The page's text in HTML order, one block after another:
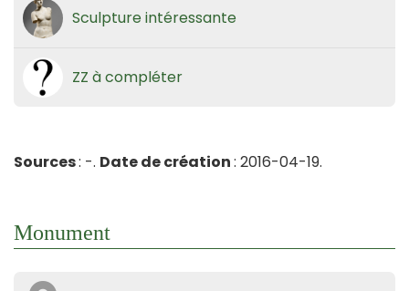
Sculpture intéressante
ZZ à compléter
Sources: -. Date de création: 2016-04-19.
Monument